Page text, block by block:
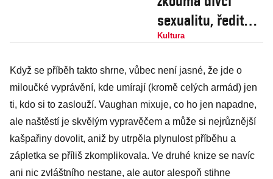
sexualitu, ředitel
muzea zase
Kultura
Když se příběh takto shrne, vůbec není jasné, že jde o
miloučké vyprávění, kde umírají (kromě celých armád) jen
ti, kdo si to zaslouží. Vaughan mixuje, co ho jen napadne,
ale naštěstí je skvělým vypravěčem a může si nejrůznější
kašpařiny dovolit, aniž by utrpěla plynulost příběhu a
zápletka se příliš zkomplikovala. Ve druhé knize se navíc
ani nic zvláštního nestane, ale autor alespoň stihne